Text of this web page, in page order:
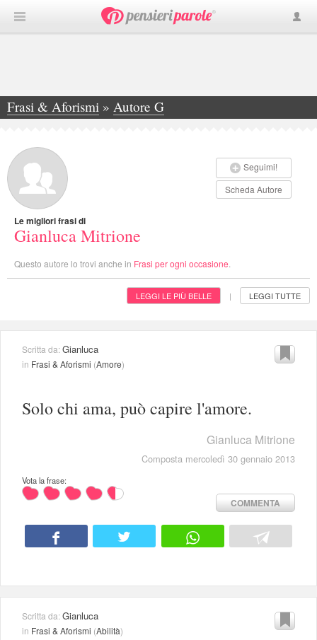
Frasi & Aforismi » Autore G
»Gianluca Mitrione
Seguimi!
Scheda Autore
Le migliori frasi di
Gianluca Mitrione
Questo autore lo trovi anche in Frasi per ogni occasione
LEGGI LE PIÙ BELLE | LEGGI TUTTE
Scritta da:Gianluca
in Frasi & Aforismi (Amore)
Solo chi ama, può capire l'amore.
Gianluca Mitrione
Composta mercoledì 30 gennaio 2013
Vota la frase:
COMMENTA
Scritta da:Gianluca
in Frasi & Aforismi (Abilità)